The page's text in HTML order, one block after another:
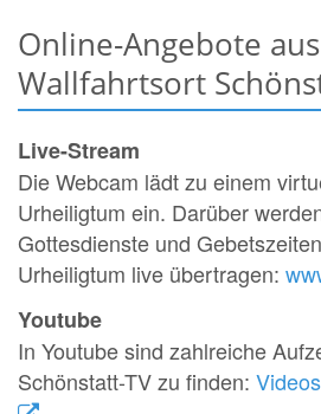
Online-Angebote
Wallfahrtsort
Live-Stream
Die Webcam lädt zu einem
Urheiligtum ein. Darüber
Gottesdienste und
Urheiligtum live übertragen:
Youtube
In Youtube sind zahlreiche
Schönstatt-TV zu finden: